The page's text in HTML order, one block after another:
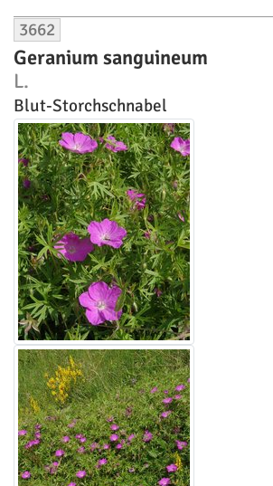
3662
Geranium sanguineum
L.
Blut-Storchschnabel